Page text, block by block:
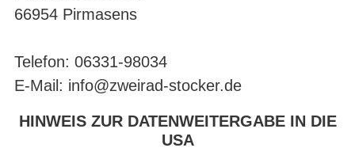
66954 Pirmasens
Telefon: 06331-98034
E-Mail: info@zweirad-stocker.de
HINWEIS ZUR DATENWEITERGABE IN DIE
USA